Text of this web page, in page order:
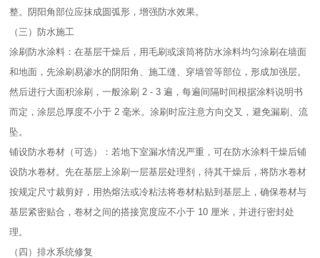
整。阴阳角部位应抹成圆弧形，增强防水效果。​
（三）防水施工​
涂刷防水涂料：在基层干燥后，用毛刷或滚筒将防水涂料均匀涂刷在墙面
和地面，先涂刷易渗水的阴阳角、施工缝、穿墙管等部位，形成加强层。
然后进行大面积涂刷，一般涂刷 2 - 3 遍，每遍间隔时间根据涂料说明书
而定，涂层总厚度不小于 2 毫米。涂刷时应注意方向交叉，避免漏刷、流
坠。​
铺设防水卷材（可选）：若地下室漏水情况严重，可在防水涂料干燥后铺
设防水卷材。先在基层上涂刷一层基层处理剂，待其干燥后，将防水卷材
按规定尺寸裁剪好，用热熔法或冷粘法将卷材粘贴到基层上，确保卷材与
基层紧密贴合，卷材之间的搭接宽度应不小于 10 厘米，并进行密封处
理。​
（四）排水系统修复​